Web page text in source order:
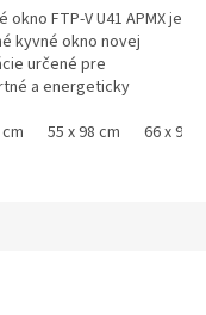
x 118 cm 78 x 98 cm
okno FTP-V U41 APMX je
kyvné okno novej
určené pre
a energeticky
U41, technológii
55 x 98 cm 66 x 98